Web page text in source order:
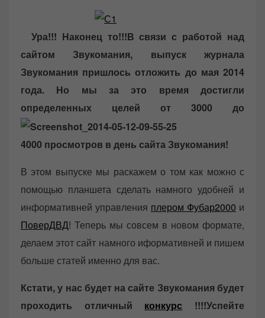
e
n
Ура!!! Наконец то!!!В связи с работой над
сайтом Звукомания, выпуск журнала
Звукомания пришлось отложить до мая 2014
года. Но мы за это время достигли
определенных целей от 3000 до
4000 просмотров в день сайта Звукомания!
В этом выпуске мы раскажем о том как можно с
помощью планшета сделать намного удобней и
информативней управления плером Фубар2000 и
ПоверДВД! Теперь мы совсем в новом формате,
делаем этот сайт намного иформативней и пишем
больше статей именно для вас.
Кстати, у нас будет на сайте Звукомания будет
проходить отличный конкурс !!!!Успейте